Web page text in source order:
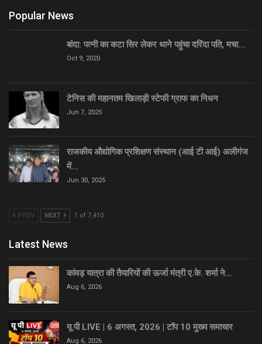
Popular News
बांदा: पत्नी का कटा सिर लेकर थाने पहुंचा दरिंदा पति, मचा…
Oct 9, 2020
टेनिस की महानतम खिलाड़ी स्टेफी ग्राफ का निधन
Jun 7, 2025
राजकीय औद्योगिक प्रशिक्षण संस्थान (आई टी आई) अलीगंज
में…
Jun 30, 2025
PREV NEXT 1 of 7,410
Latest News
कांवड़ यात्रा की तैयारियों की ऊर्जा मंत्री ए.के. शर्मा ने…
Aug 6, 2026
यू पी LIVE | 6 अगस्त, 2026 | टॉप 10 मुख्य समाचार
Aug 6, 2026